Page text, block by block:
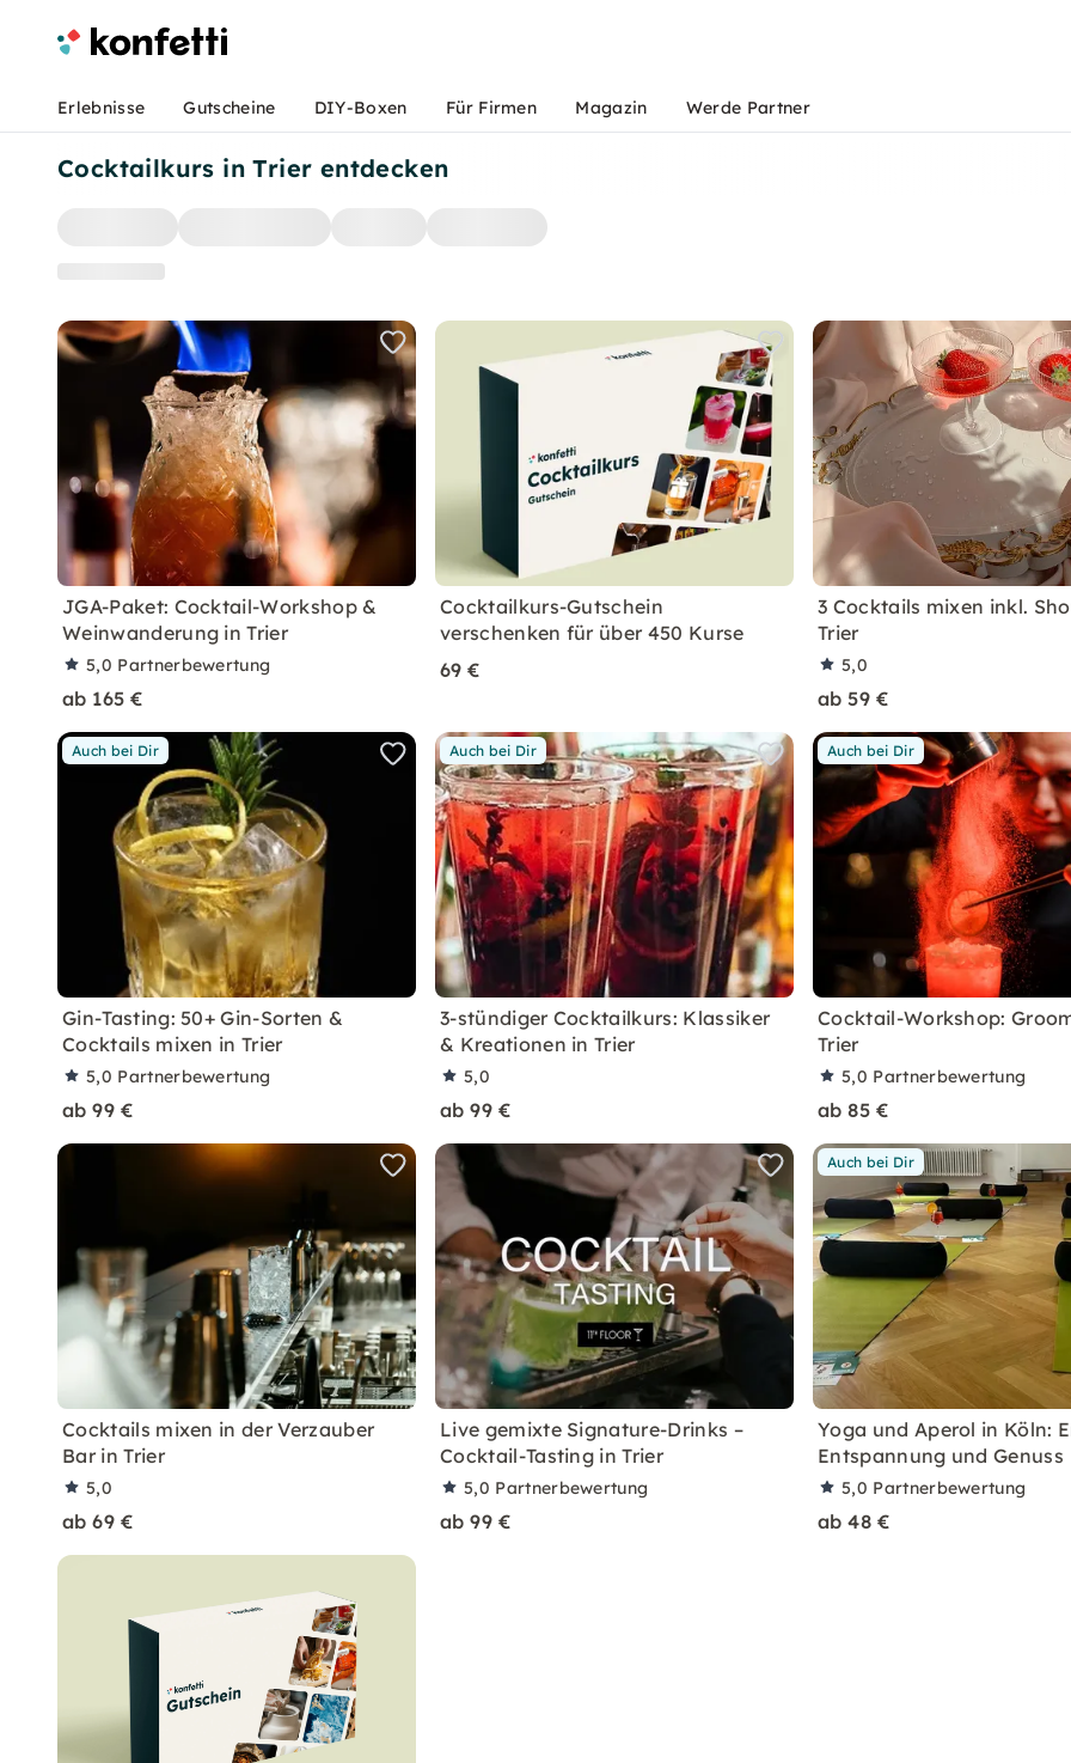
Cocktailkurs in Trier entdecken
JGA-Paket: Cocktail-Workshop &
Weinwanderung in Trier
5,0 Partnerbewertung
ab 165 €
Cocktailkurs-Gutschein
verschenken für über 450 Kurse
69 €
3 Cocktails mixen inkl.
Trier
5,0
ab 59 €
Auch bei Dir
Gin-Tasting: 50+ Gin-Sorten &
Cocktails mixen in Trier
5,0 Partnerbewertung
ab 99 €
Auch bei Dir
3-stündiger Cocktailkurs: Klassiker
& Kreationen in Trier
5,0
ab 99 €
Auch bei Dir
Cocktail-Workshop:
Trier
5,0 Partnerbewertung
ab 85 €
Cocktails mixen in der Verzauber
Bar in Trier
5,0
ab 69 €
Live gemixte Signature-Drinks –
Cocktail-Tasting in Trier
5,0 Partnerbewertung
ab 99 €
Auch bei Dir
Yoga und Aperol in Köln:
Entspannung und Genuss
5,0 Partnerbewertung
ab 48 €
Erlebnisse Gutscheine DIY-Boxen Für Firmen Magazin Werde Partner